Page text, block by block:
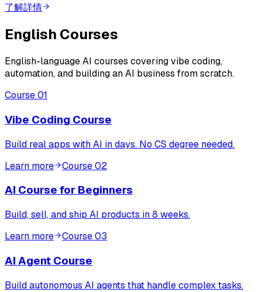
了解詳情
English Courses
English-language AI courses covering vibe coding,
automation, and building an AI business from scratch.
Course01
Vibe Coding Course
Build real apps with AI in days. No CS degree needed.
Learn more
Course02
AI Course for Beginners
Build, sell, and ship AI products in 8 weeks.
Learn more
Course03
AI Agent Course
Build autonomous AI agents that handle complex tasks.